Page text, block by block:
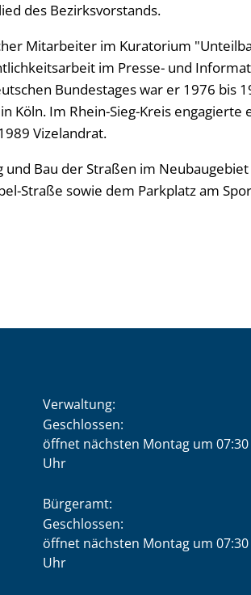
des Bezirksvorstands.
Mitarbeiter im Kuratorium
im Presse- und
Bundestages war er 1976 bis
Köln. Im Rhein-Sieg-Kreis engagierte
Vizelandrat.
Bau der Straßen im
Straße sowie dem Parkplatz am
Verwaltung:
Klicken, um weitere Öffnungs-
Geschlossen:
öffnet nächsten Montag um 07:30
Uhr
Bürgeramt:
Klicken, um weitere Öffnungs-
Geschlossen:
öffnet nächsten Montag um 07:30
Uhr